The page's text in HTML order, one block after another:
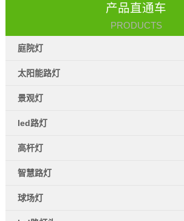
产品直通车
PRODUCTS
庭院灯
太阳能路灯
景观灯
led路灯
高杆灯
智慧路灯
球场灯